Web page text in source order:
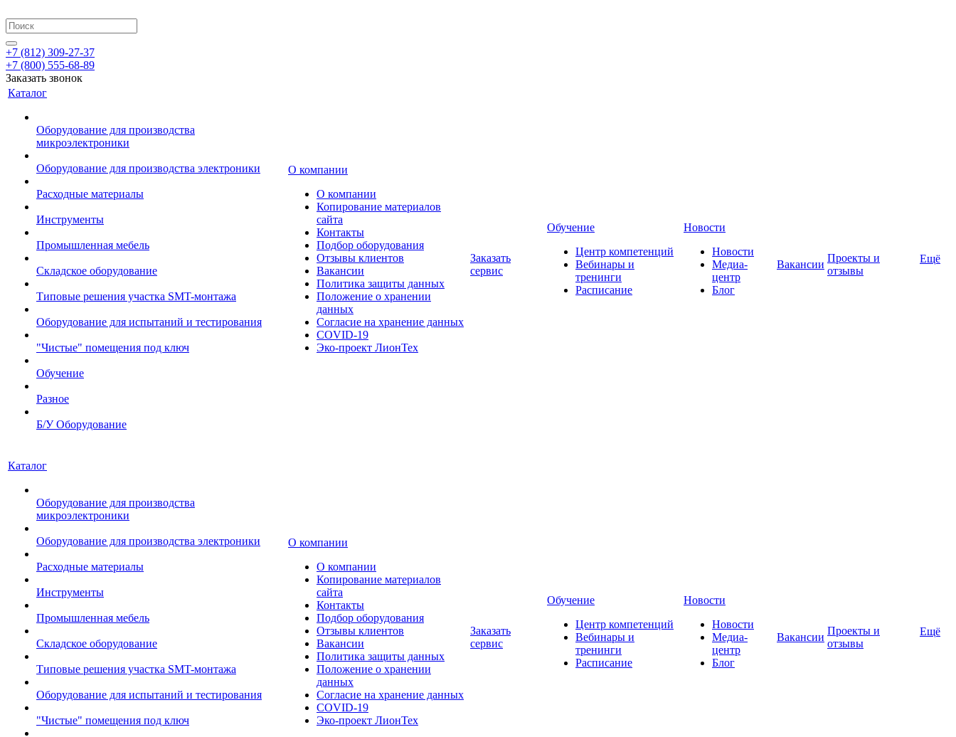
+7 (812) 309-27-37
+7 (800) 555-68-89
Заказать звонок
Каталог
Оборудование для производства
микроэлектроники
Оборудование для производства электроники
Расходные материалы
Инструменты
Промышленная мебель
Складское оборудование
Типовые решения участка SMT-монтажа
Оборудование для испытаний и тестирования
"Чистые" помещения под ключ
Обучение
Разное
Б/У Оборудование
О компании
О компании
Копирование материалов
сайта
Контакты
Подбор оборудования
Отзывы клиентов
Вакансии
Политика защиты данных
Положение о хранении
данных
Согласие на хранение данных
COVID-19
Эко-проект ЛионТех
Заказать
сервис
Обучение
Центр компетенций
Вебинары и
тренинги
Расписание
Новости
Новости
Медиа-
центр
Блог
Вакансии
Проекты и
отзывы
Ещё
Каталог
Оборудование для производства
микроэлектроники
Оборудование для производства электроники
Расходные материалы
Инструменты
Промышленная мебель
Складское оборудование
Типовые решения участка SMT-монтажа
Оборудование для испытаний и тестирования
"Чистые" помещения под ключ
О компании
О компании
Копирование материалов
сайта
Контакты
Подбор оборудования
Отзывы клиентов
Вакансии
Политика защиты данных
Положение о хранении
данных
Согласие на хранение данных
COVID-19
Эко-проект ЛионТех
Заказать
сервис
Обучение
Центр компетенций
Вебинары и
тренинги
Расписание
Новости
Новости
Медиа-
центр
Блог
Вакансии
Проекты и
отзывы
Ещё